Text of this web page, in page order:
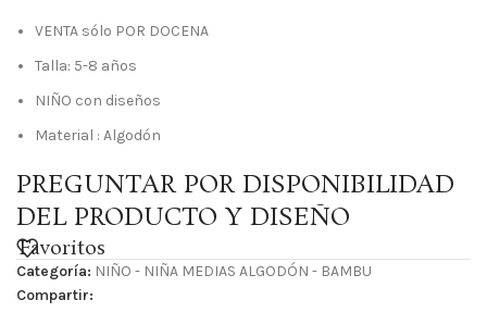
VENTA sólo POR DOCENA
Talla: 5-8 años
NIÑO con diseños
Material : Algodón
PREGUNTAR POR DISPONIBILIDAD
DEL PRODUCTO Y DISEÑO
Favoritos
Categoría: NIÑO - NIÑA MEDIAS ALGODÓN - BAMBU
Compartir: